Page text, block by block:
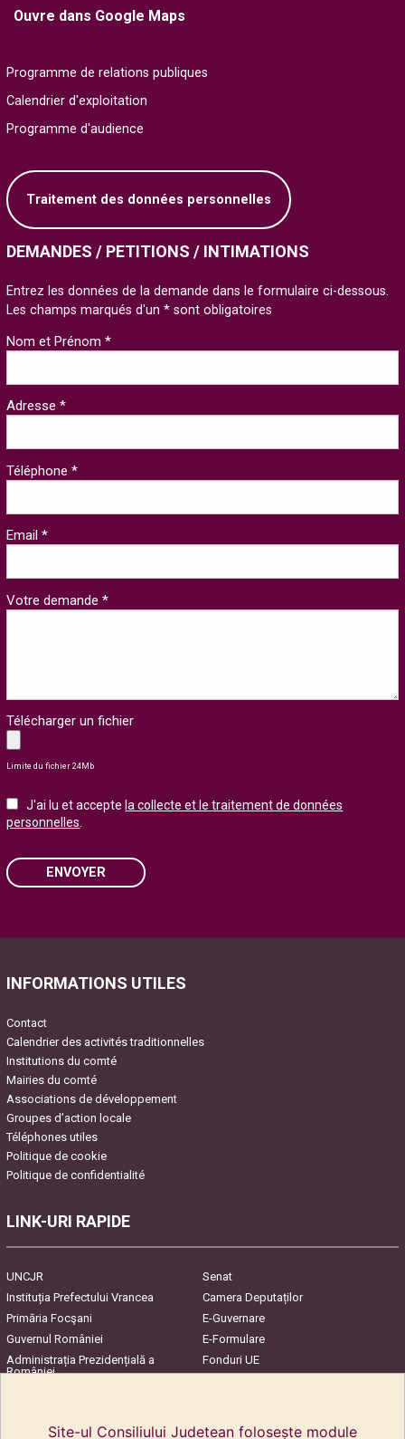
Ouvre dans Google Maps
Programme de relations publiques
Calendrier d'exploitation
Programme d'audience
Traitement des données personnelles
DEMANDES / PETITIONS / INTIMATIONS
Entrez les données de la demande dans le formulaire ci-dessous.
Les champs marqués d'un * sont obligatoires
Nom et Prénom *
Adresse *
Téléphone *
Email *
Votre demande *
Télécharger un fichier
Limite du fichier 24Mb
J'ai lu et acceptela collecte et le traitement de données
personnelles
ENVOYER
INFORMATIONS UTILES
Contact
Calendrier des activités traditionnelles
Institutions du comté
Mairies du comté
Associations de développement
Groupes d’action locale
Téléphones utiles
Politique de cookie
Politique de confidentialité
LINK-URI RAPIDE
UNCJR
Senat
Instituția Prefectului Vrancea
Camera Deputaților
Primăria Focşani
E-Guvernare
Guvernul României
E-Formulare
Administrația Prezidențială a
României
Fonduri UE
Site-ul Consiliului Judetean folosește module